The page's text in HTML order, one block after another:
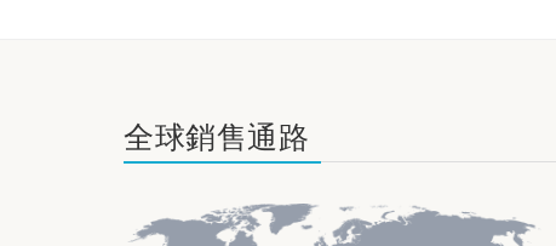
全球銷售通路